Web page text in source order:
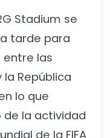
Stadium se
tarde para
entre las
República
lo que
de la actividad
de la FIFA